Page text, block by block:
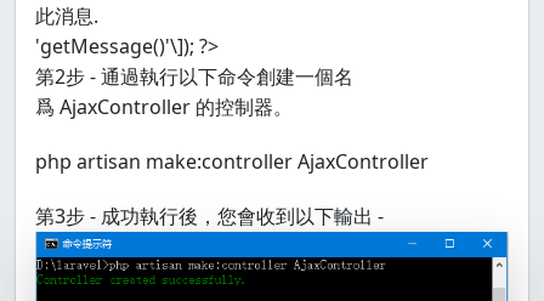
此消息.
'getMessage()'\]); ?>
第2步 - 通過執行以下命令創建一個名
爲 AjaxController 的控制器。
php artisan make:controller AjaxController
第3步 - 成功執行後，您會收到以下輸出 -